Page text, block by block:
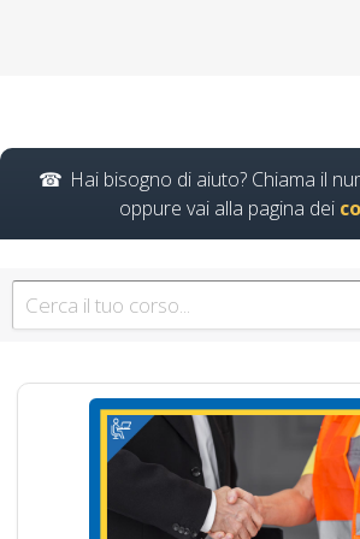
italiani di
aggiornamento
(DL.81/08, RSPP)
CSP/CSE (DL.81/
virtuale
della formazione
nuovo Accordo
DRV -
Hai bisogno di aiuto? Chiama il
oppure vai alla pagina dei